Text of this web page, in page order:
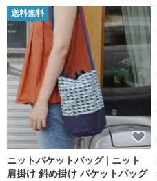
送料無料
ニットバケットバッグ | ニット
肩掛け 斜め掛け バケットバッグ